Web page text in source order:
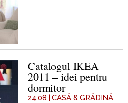
Catalogul IKEA
2011 – idei pentru
dormitor
24.08 | CASĂ & GRĂDINĂ